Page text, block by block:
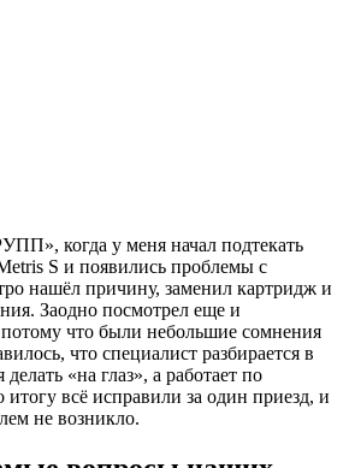
когда у меня начал подтекать
S и появились проблемы с
нашёл причину, заменил картридж и
Заодно посмотрел еще и
что были небольшие сомнения
что специалист разбирается в
«на глаз», а работает по
всё исправили за один приезд, и
не возникло.